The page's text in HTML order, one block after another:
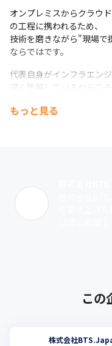
オンプレミスからクラウ
の工程に携われるため、
技術を磨きながら"現場
ならではです。
代表自身がインフラエン
深く理解しているからこそ
もっと見る
この
株式会社